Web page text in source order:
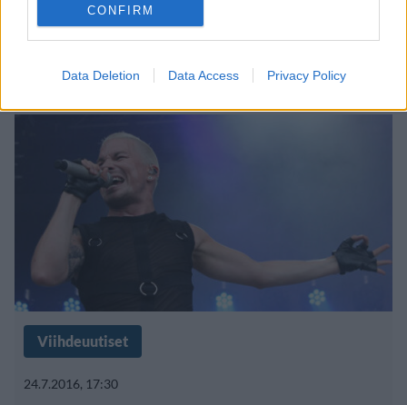
CONFIRM
Data Deletion Data Access Privacy Policy
konsertoivat Helsingin Allas Sea
Poolilla
Viihdeuutiset
24.7.2016, 17:30